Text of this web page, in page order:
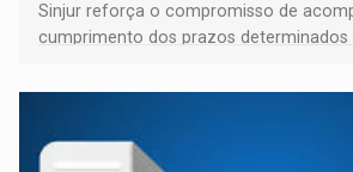
Sinjur reforça o compromisso de
cumprimento dos prazos determinados